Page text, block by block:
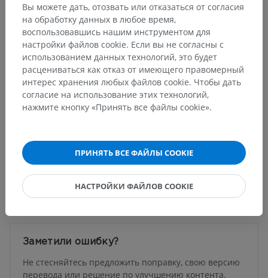
Основные структуры:
Область промежности: Заднепроходная область
Область промежности: Мочеполовая область
Анальная щель; межъягодичная щель
животных
Переводы
Заметили ошибку?
Не стесняйтесь предложить поправку, свою версию
перевода или решение по улучшению контента.
Вы можете дать, отозвать или отказаться от согласия
на обработку данных в любое время,
воспользовавшись нашим инструментом для
настройки файлов cookie. Если вы не согласны с
использованием данных технологий, это будет
расцениваться как отказ от имеющего правомерный
интерес хранения любых файлов cookie. Чтобы дать
согласие на использование этих технологий,
нажмите кнопку «Принять все файлы cookie».
ПРИНЯТЬ ВСЕ ФАЙЛЫ COOKIE
НАСТРОЙКИ ФАЙЛОВ COOKIE